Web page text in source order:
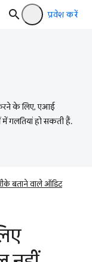
प्रवेश करें
के लिए, एआई
गलतियां हो सकती हैं.
बताने वाले ऑडिट